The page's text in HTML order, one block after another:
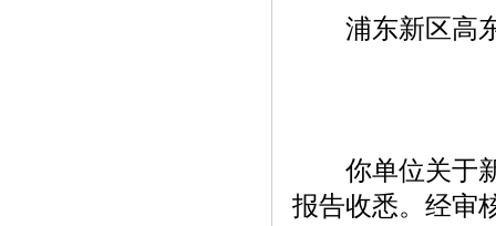
浦东新区高东
你单位关于新
报告收悉。经审